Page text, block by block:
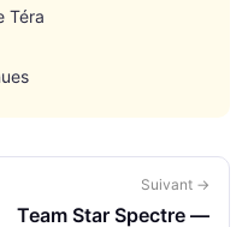
Téra
Suivant →
Team Star Spectre —